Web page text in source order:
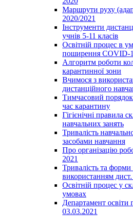
Маршрути руху
2020/2021
Інструменти
учнів 5-11 класів
Освітній процес в
поширення COVID-
Алгоритм роботи
карантинної зони
Вчимося з
дистанційного
Тимчасовий порядок
час карантину
Гігієнічні правила
навчальних занять
Тривалість
засобами навчання
Про організацію
2021
Тривалість та
використанням
Освітній процес у
умовах
Департамент освіти
03.03.2021